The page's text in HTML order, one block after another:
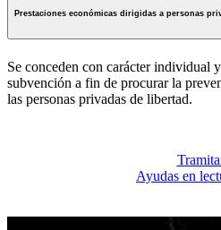
Prestaciones económicas dirigidas a personas
Se conceden con carácter individual
subvención a fin de procurar la
las personas privadas de libertad.
Ayudas en